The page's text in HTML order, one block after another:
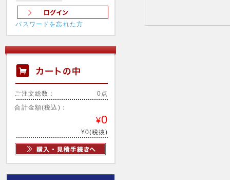
パスワードを忘れた方
ご注文総数： 0点
合計金額(税込)：
¥0
¥0(税抜)